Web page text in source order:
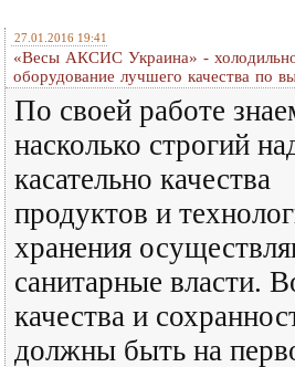
27.01.2016 19:41
«Весы АКСИС Украина» -
оборудование лучшего качества по
По своей работе
насколько строгий
касательно качества
продуктов и
хранения
санитарные власти.
качества и
должны быть на